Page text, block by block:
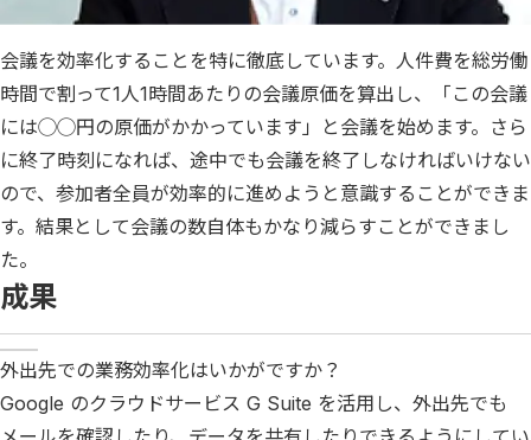
会議を効率化することを特に徹底しています。人件費を総労働
時間で割って1人1時間あたりの会議原価を算出し、「この会議
には◯◯円の原価がかかっています」と会議を始めます。さら
に終了時刻になれば、途中でも会議を終了しなければいけない
ので、参加者全員が効率的に進めようと意識することができま
す。結果として会議の数自体もかなり減らすことができまし
た。
成果
外出先での業務効率化はいかがですか？
Google のクラウドサービス G Suite を活用し、外出先でも